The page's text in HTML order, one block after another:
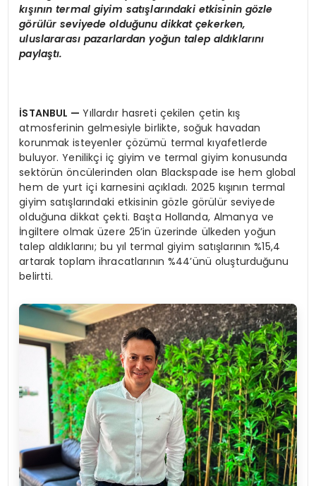
kışının termal giyim satışlarındaki etkisinin gözle
görülür seviyede olduğunu dikkat çekerken,
uluslararası pazarlardan yoğun talep aldıklarını
paylaştı.
İSTANBUL —Yıllardır hasreti çekilen çetin kış
atmosferinin gelmesiyle birlikte, soğuk havadan
korunmak isteyenler çözümü termal kıyafetlerde
buluyor. Yenilikçi iç giyim ve termal giyim konusunda
sektörün öncülerinden olan Blackspade ise hem global
hem de yurt içi karnesini açıkladı. 2025 kışının termal
giyim satışlarındaki etkisinin gözle görülür seviyede
olduğuna dikkat çekti. Başta Hollanda, Almanya ve
İngiltere olmak üzere 25’in üzerinde ülkeden yoğun
talep aldıklarını; bu yıl termal giyim satışlarının %15,4
artarak toplam ihracatlarının %44’ünü oluşturduğunu
belirtti.